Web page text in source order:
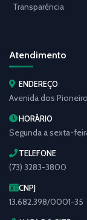
Transparência
Atendimento
ENDEREÇO
Avenida dos
HORÁRIO
Segunda a sexta-
TELEFONE
(73) 3283-3800
CNPJ
13.682.398/0001-35